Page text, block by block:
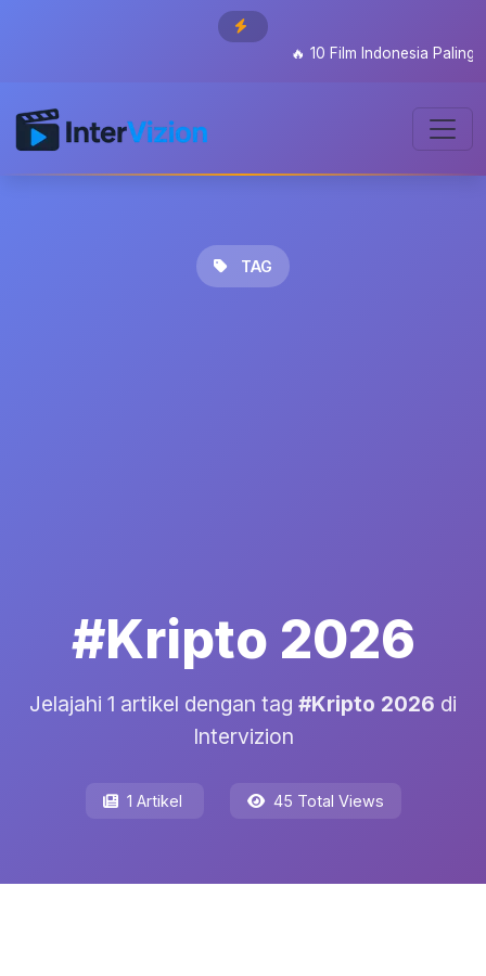
10 Film Indonesia Paling
TAG
#Kripto 2026
Jelajahi 1 artikel dengan tag #Kripto 2026 di
Intervizion
1 Artikel 45 Total Views